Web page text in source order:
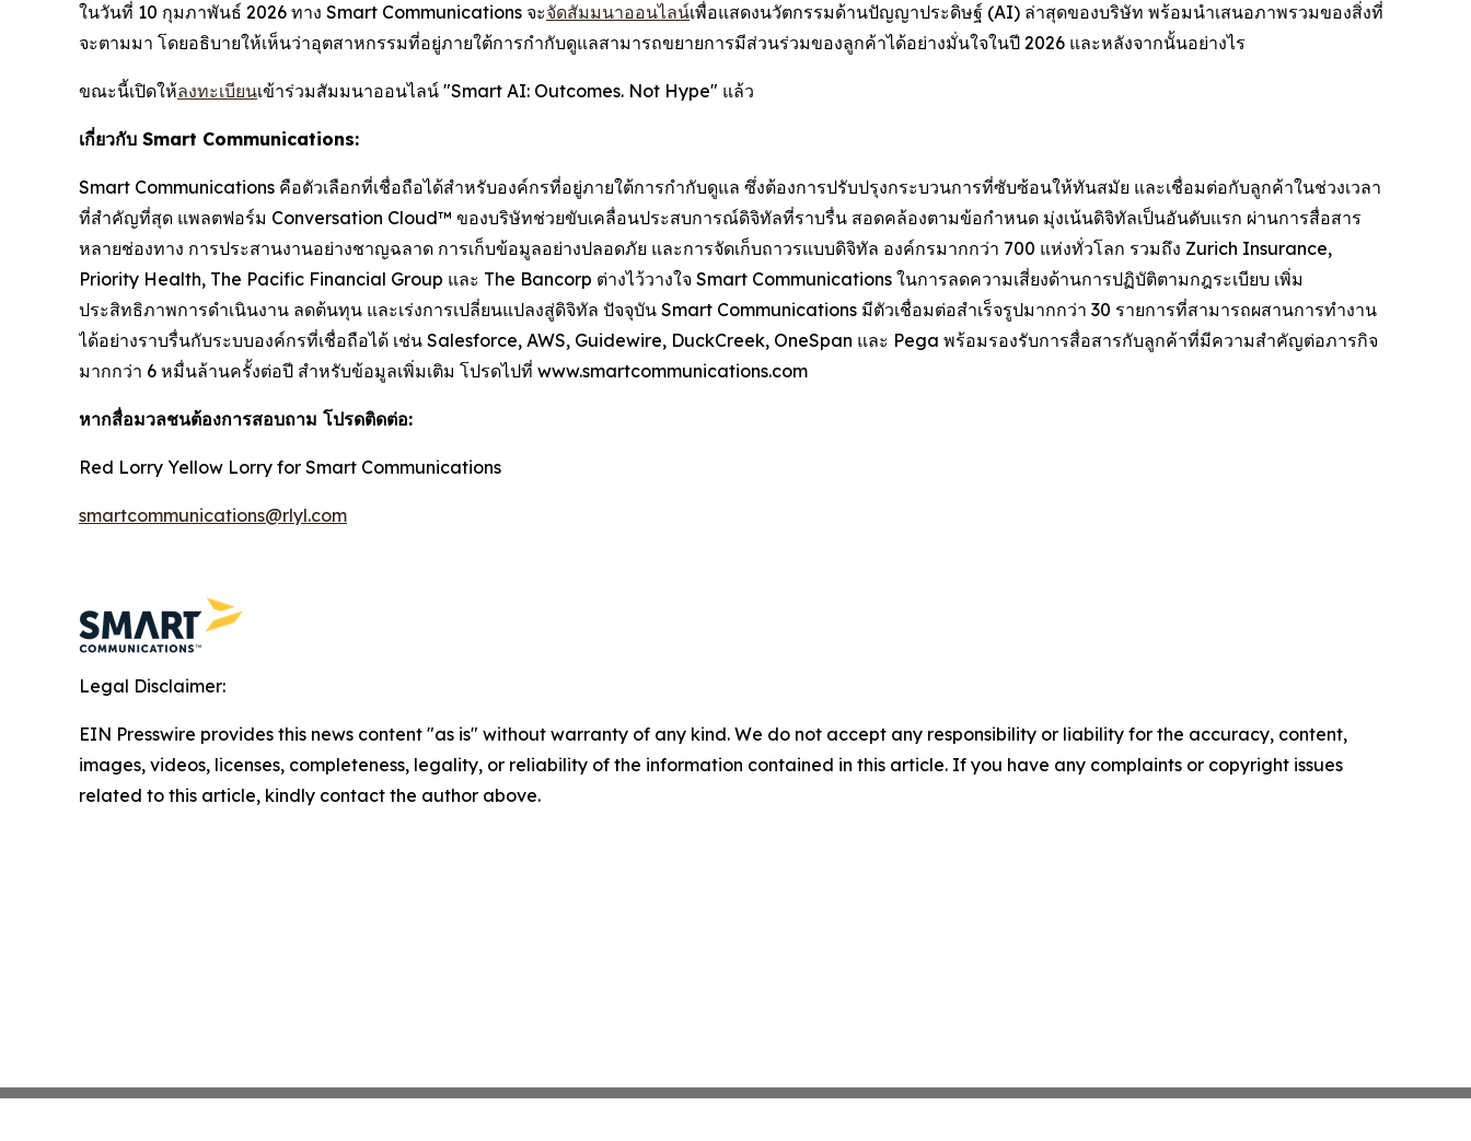
ในวันที่ 10 กุมภาพันธ์ 2026 ทาง Smart Communications จะจัดสัมมนาออนไลน์เพื่อแสดงนวัตกรรมด้านปัญญาประดิษฐ์ (AI) ล่าสุดของบริษัท พร้อมนำเสนอภาพรวมของสิ่งที่
จะตามมา โดยอธิบายให้เห็นว่าอุตสาหกรรมที่อยู่ภายใต้การกำกับดูแลสามารถขยายการมีส่วนร่วมของลูกค้าได้อย่างมั่นใจในปี 2026 และหลังจากนั้นอย่างไร
ขณะนี้เปิดให้ลงทะเบียนเข้าร่วมสัมมนาออนไลน์ "Smart AI: Outcomes. Not Hype" แล้ว
เกี่ยวกับ Smart Communications:
Smart Communications คือตัวเลือกที่เชื่อถือได้สำหรับองค์กรที่อยู่ภายใต้การกำกับดูแล ซึ่งต้องการปรับปรุงกระบวนการที่ซับซ้อนให้ทันสมัย ​​และเชื่อมต่อกับลูกค้าในช่วงเวลา
ที่สำคัญที่สุด แพลตฟอร์ม Conversation Cloud™ ของบริษัทช่วยขับเคลื่อนประสบการณ์ดิจิทัลที่ราบรื่น สอดคล้องตามข้อกำหนด มุ่งเน้นดิจิทัลเป็นอันดับแรก ผ่านการสื่อสาร
หลายช่องทาง การประสานงานอย่างชาญฉลาด การเก็บข้อมูลอย่างปลอดภัย และการจัดเก็บถาวรแบบดิจิทัล องค์กรมากกว่า 700 แห่งทั่วโลก รวมถึง Zurich Insurance,
Priority Health, The Pacific Financial Group และ The Bancorp ต่างไว้วางใจ Smart Communications ในการลดความเสี่ยงด้านการปฏิบัติตามกฎระเบียบ เพิ่ม
ประสิทธิภาพการดำเนินงาน ลดต้นทุน และเร่งการเปลี่ยนแปลงสู่ดิจิทัล ปัจจุบัน Smart Communications มีตัวเชื่อมต่อสำเร็จรูปมากกว่า 30 รายการที่สามารถผสานการทำงาน
ได้อย่างราบรื่นกับระบบองค์กรที่เชื่อถือได้ เช่น Salesforce, AWS, Guidewire, DuckCreek, OneSpan และ Pega พร้อมรองรับการสื่อสารกับลูกค้าที่มีความสำคัญต่อภารกิจ
มากกว่า 6 หมื่นล้านครั้งต่อปี สำหรับข้อมูลเพิ่มเติม โปรดไปที่ www.smartcommunications.com
หากสื่อมวลชนต้องการสอบถาม โปรดติดต่อ:
Red Lorry Yellow Lorry for Smart Communications
smartcommunications@rlyl.com
Legal Disclaimer:
EIN Presswire provides this news content "as is" without warranty of any kind. We do not accept any responsibility or liability for the accuracy, content,
images, videos, licenses, completeness, legality, or reliability of the information contained in this article. If you have any complaints or copyright issues
related to this article, kindly contact the author above.